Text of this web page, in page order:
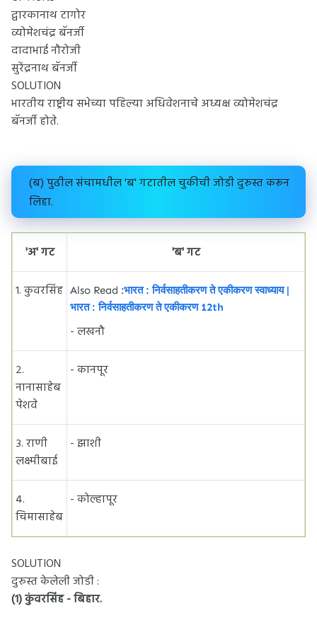
द्वारकानाथ टागोर
व्योमेशचंद्र बॅनर्जी
दादाभाई नौरोजी
सुरेंद्रनाथ बॅनर्जी
SOLUTION
भारतीय राष्ट्रीय सभेच्या पहिल्या अधिवेशनाचे अध्यक्ष व्योमेशचंद्र
बॅनर्जी होते.
(ब) पुढील संचामधील 'ब' गटातील चुकीची जोडी दुरुस्त करून
लिहा.
'अ' गट 'ब' गट
१. कुवरसिंह Also Read :भारत : निर्वसाहतीकरण ते एकीकरण स्वाध्याय |
भारत : निर्वसाहतीकरण ते एकीकरण 12th
- लखनौ
२.
नानासाहेब
पेशवे
- कानपूर
३. राणी
लक्ष्मीबाई
- झाशी
४.
चिमासाहेब
- कोल्हापूर
SOLUTION
दुरुस्त केलेली जोडी :
(१) कुंवरसिंह - बिहार.